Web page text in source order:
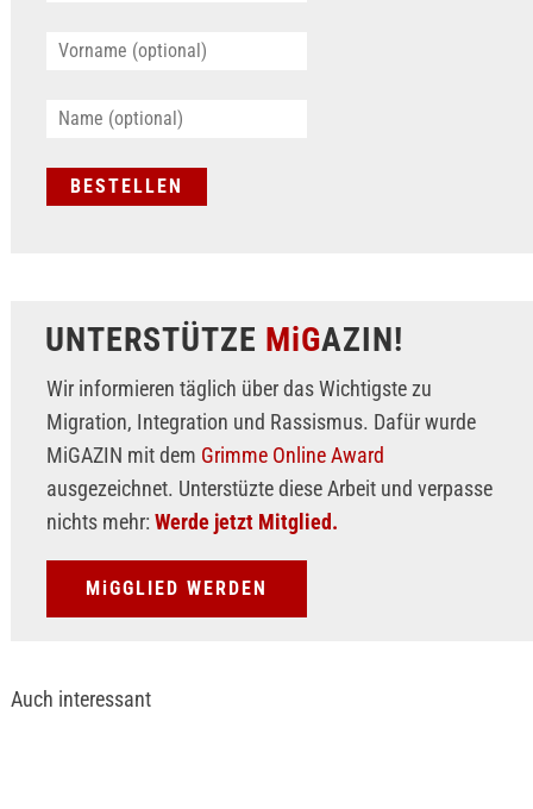
UNTERSTÜTZE MiGAZIN!
Wir informieren täglich über das Wichtigste zu
Migration, Integration und Rassismus. Dafür wurde
MiGAZIN mit dem Grimme Online Award
ausgezeichnet. Unterstüzte diese Arbeit und verpasse
nichts mehr: Werde jetzt Mitglied.
MiGGLIED WERDEN
Auch interessant